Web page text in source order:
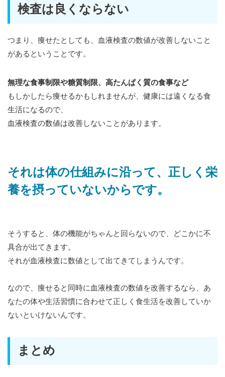
検査は良くならない
つまり、痩せたとしても、血液検査の数値が改善しないこと
があるということです。
無理な食事制限や糖質制限、高たんぱく質の食事など
もしかしたら痩せるかもしれませんが、健康には遠くなる食
生活になるので、
血液検査の数値は改善しないことがあります。
それは体の仕組みに沿って、正しく栄
養を摂っていないからです。
そうすると、体の機能がちゃんと回らないので、どこかに不
具合が出てきます。
それが血液検査に数値として出てきてしまうんです。
なので、痩せると同時に血液検査の数値を改善するなら、あ
なたの体や生活習慣に合わせて正しく食生活を改善していか
ないといけないんです。
まとめ